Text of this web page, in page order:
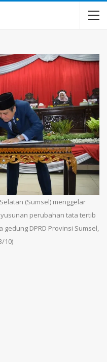
(Sumsel) menggelar
perubahan tata tertib
gedung DPRD Provinsi Sumsel,
10)